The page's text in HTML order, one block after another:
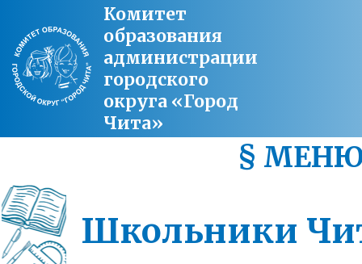
Комитет
образования
администрации
городского
округа «Город
Чита»
§
Школьники